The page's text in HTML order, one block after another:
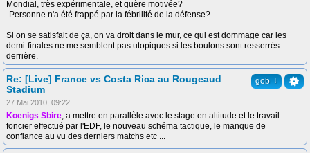
Mondial, très expérimentale, et guère motivée?
-Personne n'a été frappé par la fébrilité de la défense?
Si on se satisfait de ça, on va droit dans le mur, ce qui est dommage car les
demi-finales ne me semblent pas utopiques si les boulons sont resserrés
derrière.
gob ↓
Re: [Live] France vs Costa Rica au Rougeaud
Stadium
27 Mai 2010, 09:22
Koenigs Sbire, a mettre en parallèle avec le stage en altitude et le travail
foncier effectué par l'EDF, le nouveau schéma tactique, le manque de
confiance au vu des derniers matchs etc ...